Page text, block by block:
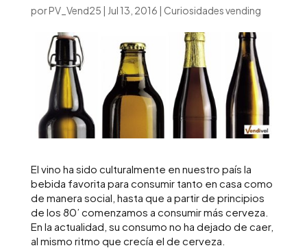
porPV_Vend25 | Jul 13, 2016 | Curiosidades vending
El vino ha sido culturalmente en nuestro país la
bebida favorita para consumir tanto en casa como
de manera social, hasta que a partir de principios
de los 80’ comenzamos a consumir más cerveza.
En la actualidad, su consumo no ha dejado de caer,
al mismo ritmo que crecía el de cerveza.